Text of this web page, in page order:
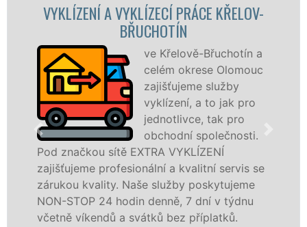
A VYKLÍZECÍ PRÁCE KŘELOV-
ve Křelově-Břuchotín a
celém okrese Olomouc
zajišťujeme služby
vyklízení, a to jak pro
jednotlivce, tak pro
obchodní společnosti.
sítě EXTRA VYKLÍZENÍ
profesionální a kvalitní servis se
kvality. Naše služby poskytujeme
24 hodin denně, 7 dní v týdnu
víkendů a svátků bez příplatků.
tuto